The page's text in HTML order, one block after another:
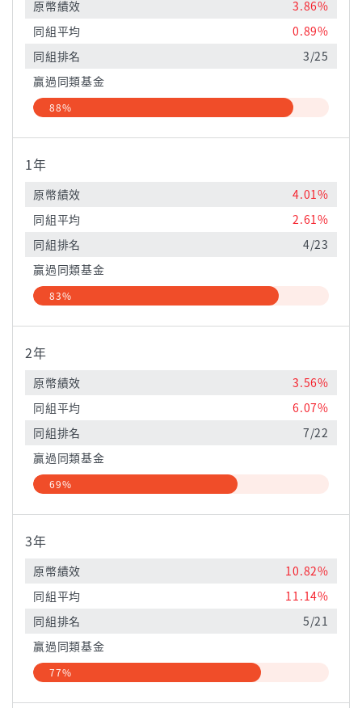
原幣績效
3.86%
同組平均
0.89%
同組排名
3/25
贏過同類基金
88%
1年
原幣績效
4.01%
同組平均
2.61%
同組排名
4/23
贏過同類基金
83%
2年
原幣績效
3.56%
同組平均
6.07%
同組排名
7/22
贏過同類基金
69%
3年
原幣績效
10.82%
同組平均
11.14%
同組排名
5/21
贏過同類基金
77%